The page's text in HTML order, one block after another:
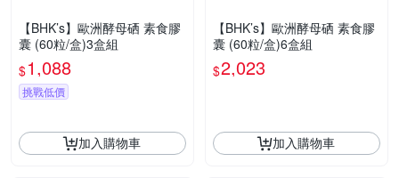
【BHK’s】歐洲酵母硒 素食膠
囊 (60粒/盒)3盒組
$1,088
挑戰低價
加入購物車
【BHK’s】歐洲酵母硒 素食膠
囊 (60粒/盒)6盒組
$2,023
加入購物車